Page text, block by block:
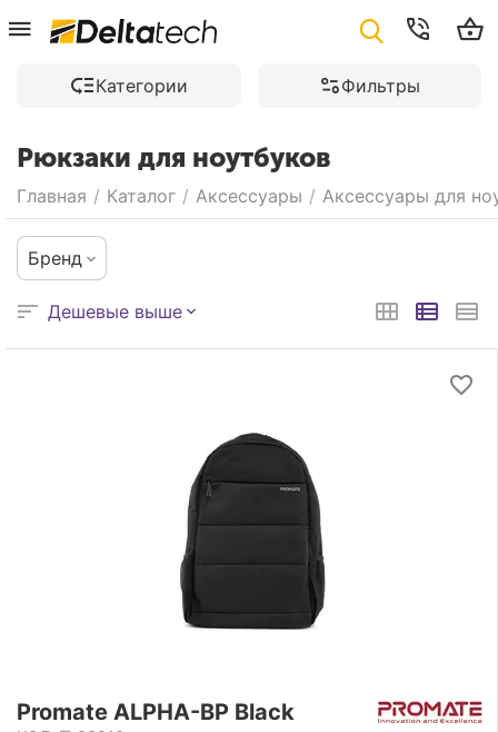
Категории Фильтры
Рюкзаки для ноутбуков
Главная / Каталог / Аксессуары / Аксессуары для
Бренд
Дешевые выше
Promate ALPHA-BP Black